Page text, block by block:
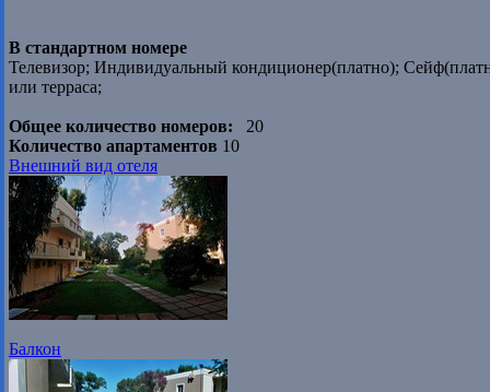
В стандартном номере
Телевизор; Индивидуальный кондиционер(платно);
или терраса;
Общее количество номеров: 20
Количество апартаментов 10
Внешний вид отеля
Балкон